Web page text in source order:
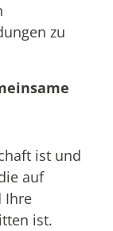
zu
ist und
auf
Ihre
ist.